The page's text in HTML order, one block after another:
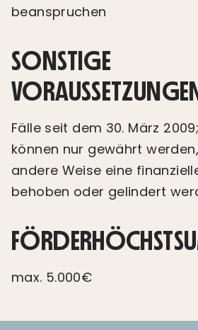
beanspruchen
SONSTIGE
Fälle seit dem 30. März
können nur gewährt
andere Weise eine
behoben oder gelindert
max. 5.000€